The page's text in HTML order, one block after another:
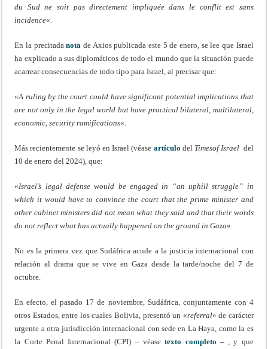
du Sud ne soit pas directement impliquée dans le conflit est sans
incidence«.
En la precitadanota de Axios publicada este 5 de enero, se lee que Israel
ha explicado a sus diplomáticos de todo el mundo que la situación puede
acarrear consecuencias de todo tipo para Israel, al precisar que:
«A ruling by the court could have significant potential implications that
are not only in the legal world but have practical bilateral, multilateral,
economic, security ramifications«.
Más recientemente se leyó en Israel (véase artículo del Timesof Israel del
10 de enero del 2024), que:
«Israel’s legal defense would be engaged in “an uphill struggle” in
which it would have to convince the court that the prime minister and
other cabinet ministers did not mean what they said and that their words
do not reflect what has actually happened on the ground in Gaza«.
No es la primera vez que Sudáfrica acude a la justicia internacional con
relación al drama que se vive en Gaza desde la tarde/noche del 7 de
octubre.
En efecto, el pasado 17 de noviembre, Sudáfrica, conjuntamente con 4
otros Estados, entre los cuales Bolivia, presentó un «referral» de carácter
urgente a otra jurisdicción internacional con sede en La Haya, como la es
la Corte Penal Internacional (CPI) – véasetexto completo –
, y que